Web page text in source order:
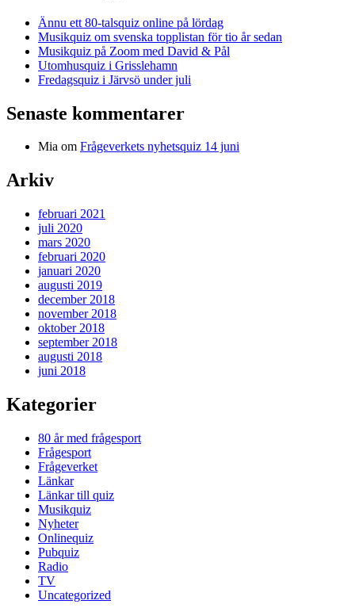
Ännu ett 80-talsquiz online på lördag
Musikquiz om svenska topplistan för tio år sedan
Musikquiz på Zoom med David & Pål
Utomhusquiz i Grisslehamn
Fredagsquiz i Järvsö under juli
Senaste kommentarer
Mia om Frågeverkets nyhetsquiz 14 juni
Arkiv
februari 2021
juli 2020
mars 2020
februari 2020
januari 2020
augusti 2019
december 2018
november 2018
oktober 2018
september 2018
augusti 2018
juni 2018
Kategorier
80 år med frågesport
Frågesport
Frågeverket
Länkar
Länkar till quiz
Musikquiz
Nyheter
Onlinequiz
Pubquiz
Radio
TV
Uncategorized